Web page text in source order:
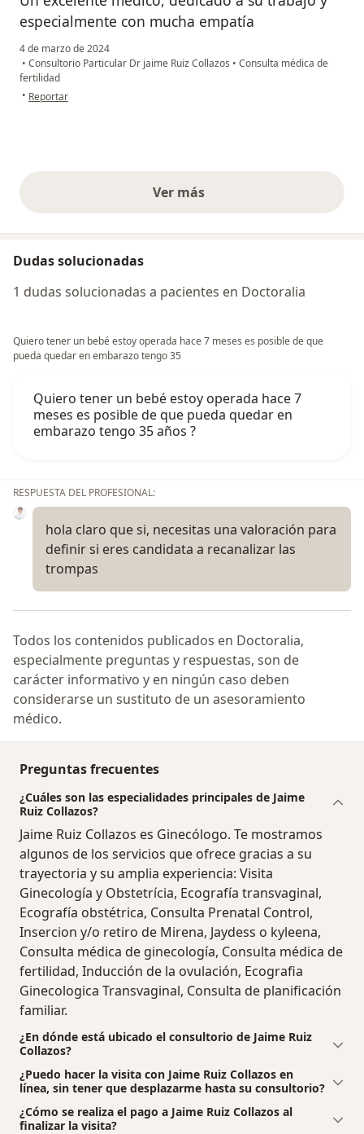
especialmente con mucha empatía
4 de marzo de 2024
• Consultorio Particular Dr jaime Ruiz Collazos • Consulta médica de
fertilidad
• en opinión del usuario Paciente
Reportar
Ver másopiniones anteriores
Dudas solucionadas
1 dudas solucionadas a pacientes en Doctoralia
Quiero tener un bebé estoy operada hace 7 meses es posible de que
pueda quedar en embarazo tengo 35
Quiero tener un bebé estoy operada hace 7
meses es posible de que pueda quedar en
embarazo tengo 35 años ?
RESPUESTA DEL PROFESIONAL:
hola claro que si, necesitas una valoración para
definir si eres candidata a recanalizar las
trompas
Todos los contenidos publicados en Doctoralia,
especialmente preguntas y respuestas, son de
carácter informativo y en ningún caso deben
considerarse un sustituto de un asesoramiento
médico.
Preguntas frecuentes
¿Cuáles son las especialidades principales de Jaime
Ruiz Collazos?
Jaime Ruiz Collazos es Ginecólogo. Te mostramos
algunos de los servicios que ofrece gracias a su
trayectoria y su amplia experiencia: Visita
Ginecología y Obstetrícia, Ecografía transvaginal,
Ecografía obstétrica, Consulta Prenatal Control,
Insercion y/o retiro de Mirena, Jaydess o kyleena,
Consulta médica de ginecología, Consulta médica de
fertilidad, Inducción de la ovulación, Ecografia
Ginecologica Transvaginal, Consulta de planificación
familiar.
¿En dónde está ubicado el consultorio de Jaime Ruiz
Collazos?
¿Puedo hacer la visita con Jaime Ruiz Collazos en
línea, sin tener que desplazarme hasta su consultorio?
¿Cómo se realiza el pago a Jaime Ruiz Collazos al
finalizar la visita?